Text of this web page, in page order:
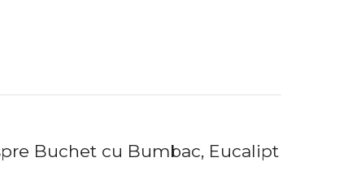
Buchet cu Bumbac, Eucalipt